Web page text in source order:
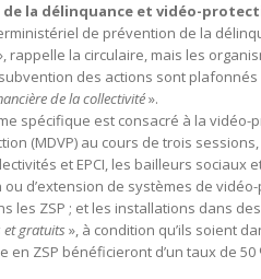
de la délinquance et vidéo-
de prévention de la
rappelle la circulaire, mais les
des actions sont
de la collectivité».
spécifique est consacré à la
(MDVP) au cours de trois
et EPCI, les bailleurs
ou d’extension de systèmes de
les ZSP ; et les installations dans
et gratuits », à condition qu’ils soient
en ZSP bénéficieront d’un taux de 50